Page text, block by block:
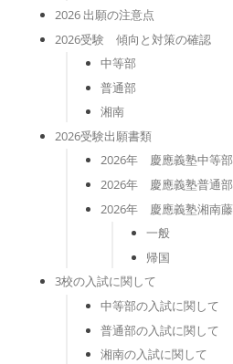
2026 出願の注意点
2026受験 傾向と対策の確認
中等部
普通部
湘南
2026受験出願書類
2026年 慶應義塾中等
2026年 慶應義塾普通
2026年 慶應義塾湘南
一般
帰国
3校の入試に関して
中等部の入試に関して
普通部の入試に関して
湘南の入試に関して